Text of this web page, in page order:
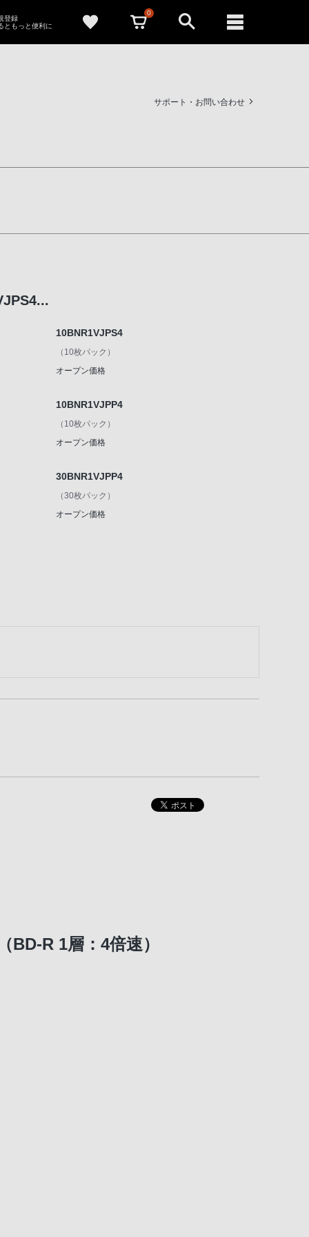
登録
ともっと便利に
0
サポート・お問い合わせ
10BNR1VJPS4
（10枚パック）
オープン価格
10BNR1VJPP4
（10枚パック）
オープン価格
30BNR1VJPP4
（30枚パック）
オープン価格
R 1層：4倍速）